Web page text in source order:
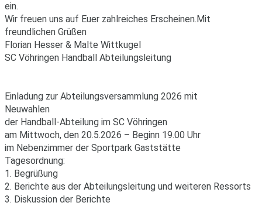
ein.
Wir freuen uns auf Euer zahlreiches Erscheinen.Mit
freundlichen Grüßen
Florian Hesser & Malte Wittkugel
SC Vöhringen Handball Abteilungsleitung
Einladung zur Abteilungsversammlung 2026 mit
Neuwahlen
der Handball-Abteilung im SC Vöhringen
am Mittwoch, den 20.5.2026 – Beginn 19.00 Uhr
im Nebenzimmer der Sportpark Gaststätte
Tagesordnung:
1. Begrüßung
2. Berichte aus der Abteilungsleitung und weiteren Ressorts
3. Diskussion der Berichte